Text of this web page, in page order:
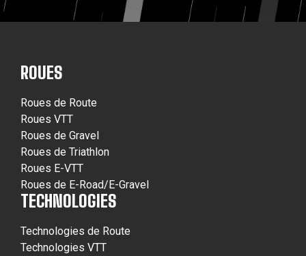
ROUES
Roues de Route
Roues VTT
Roues de Gravel
Roues de Triathlon
Roues E-VTT
Roues de E-Road/E-Gravel
TECHNOLOGIES
Technologies de Route
Technologies VTT